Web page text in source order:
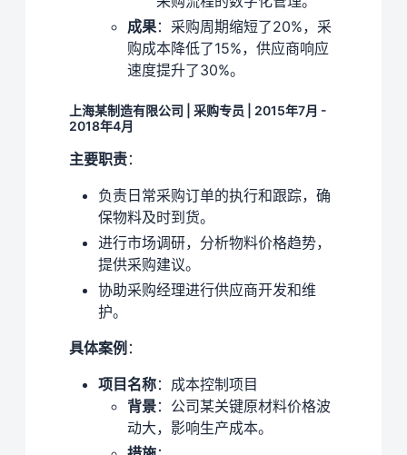
成果：采购周期缩短了20%，采
购成本降低了15%，供应商响应
速度提升了30%。
上海某制造有限公司 | 采购专员 | 2015年7月 -
2018年4月
主要职责：
负责日常采购订单的执行和跟踪，确
保物料及时到货。
进行市场调研，分析物料价格趋势，
提供采购建议。
协助采购经理进行供应商开发和维
护。
具体案例 ：
项目名称：成本控制项目
背景：公司某关键原材料价格波
动大，影响生产成本。